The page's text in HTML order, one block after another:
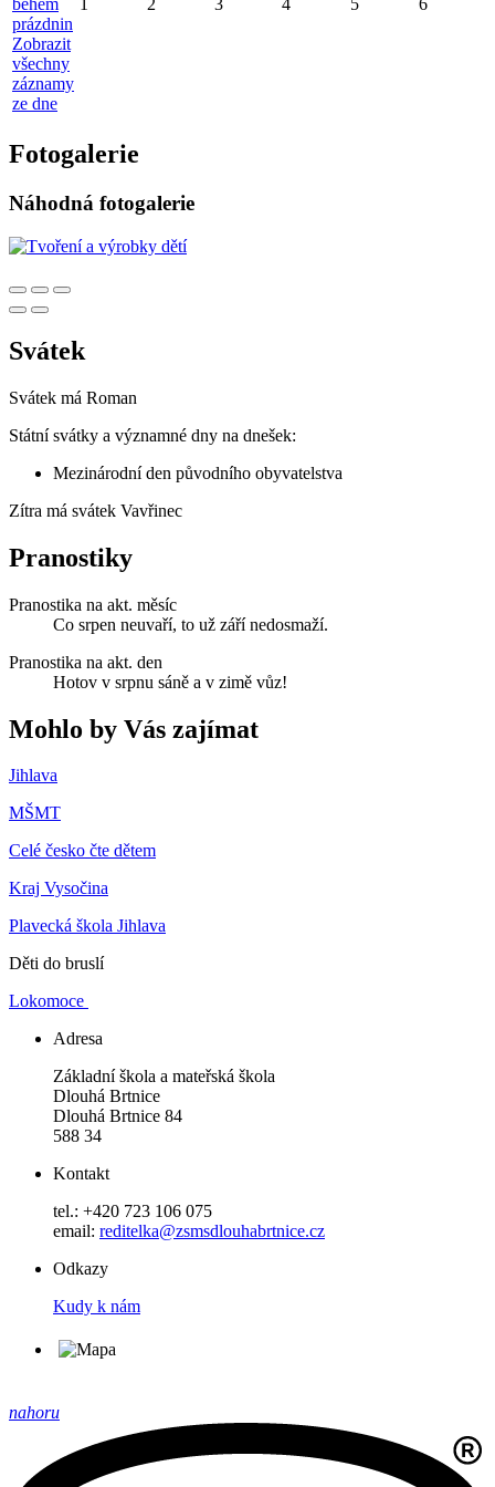
během
prázdnin
Zobrazit
všechny
záznamy
ze dne
1 2 3 4 5 6
Fotogalerie
Náhodná fotogalerie
Svátek
Svátek má Roman
Státní svátky a významné dny na dnešek:
Mezinárodní den původního obyvatelstva
Zítra má svátek Vavřinec
Pranostiky
Pranostika na akt. měsíc
Co srpen neuvaří, to už září nedosmaží.
Pranostika na akt. den
Hotov v srpnu sáně a v zimě vůz!
Mohlo by Vás zajímat
Jihlava
MŠMT
Celé česko čte dětem
Kraj Vysočina
Plavecká škola Jihlava
Děti do bruslí
Lokomoce
Adresa
Základní škola a mateřská škola
Dlouhá Brtnice
Dlouhá Brtnice 84
588 34
Kontakt
tel.: +420 723 106 075
email: reditelka@zsmsdlouhabrtnice.cz
Odkazy
Kudy k nám
nahoru